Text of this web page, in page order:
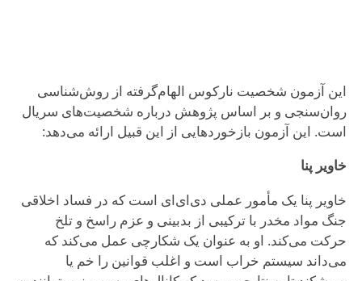
این آزمون شخصیت نارکوس الهام‌گرفته از روش‌شناسی
روان‌سنجی و بر اساس پژوهش درباره شخصیت‌های سریال
است. این آزمون بازخوردهایی از این قبیل ارائه می‌دهد:
خاویر پنا
خاویر پنا یک مأمور عملی دی‌ای‌ای است که در فساد اخلاقی
جنگ مواد مخدر با ترکیبی از بدبینی و عزم راسخ و تلخ
حرکت می‌کند. او به عنوان یک شکارچی عمل می‌کند که
می‌داند سیستم خراب است و اغلب قوانین را خم یا